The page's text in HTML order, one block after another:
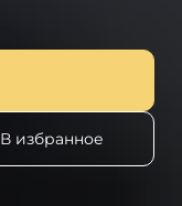
В избранное